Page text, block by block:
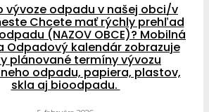
vývoze odpadu v našej obci/v
Chcete mať rýchly prehľad
(NAZOV OBCE)? Mobilná
Odpadový kalendár zobrazuje
plánované termíny vývozu
odpadu, papiera, plastov,
skla aj bioodpadu.